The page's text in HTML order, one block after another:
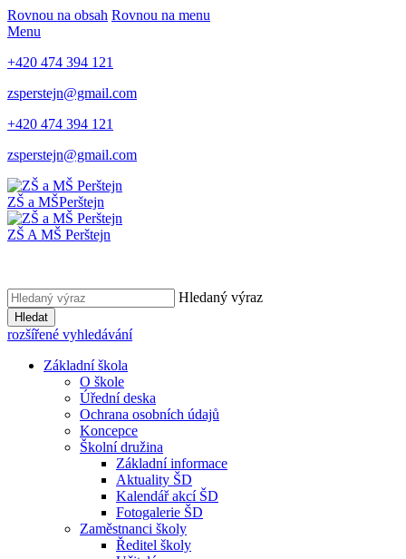
Rovnou na obsah Rovnou na menu
Menu
+420 474 394 121
zsperstejn@gmail.com
+420 474 394 121
zsperstejn@gmail.com
ZŠ a MŠPerštejn
ZŠ A MŠ Perštejn
Hledaný výraz
Hledat
rozšířené vyhledávání
Základní škola
O škole
Úřední deska
Ochrana osobních údajů
Koncepce
Školní družina
Základní informace
Aktuality ŠD
Kalendář akcí ŠD
Fotogalerie ŠD
Zaměstnanci školy
Ředitel školy